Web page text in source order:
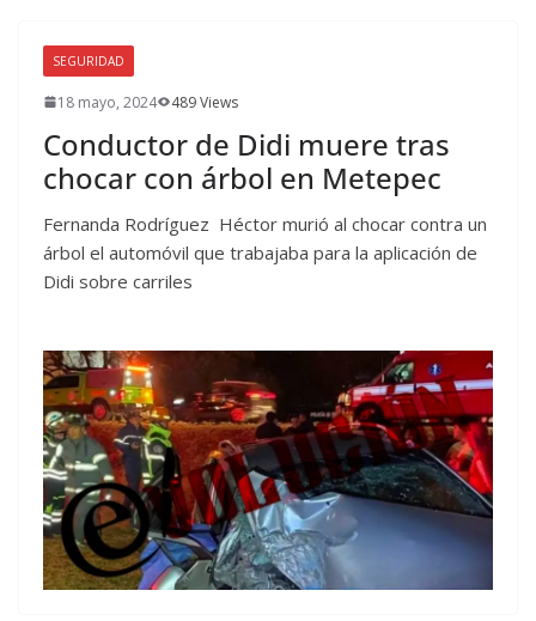
SEGURIDAD
18 mayo, 2024 489 Views
Conductor de Didi muere tras
chocar con árbol en Metepec
Fernanda Rodríguez Héctor murió al chocar contra un
árbol el automóvil que trabajaba para la aplicación de
Didi sobre carriles